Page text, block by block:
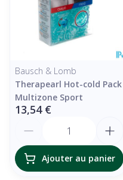
Bausch & Lomb
Therapearl Hot-cold Pack
Multizone Sport
13,54 €
Ajouter au panier